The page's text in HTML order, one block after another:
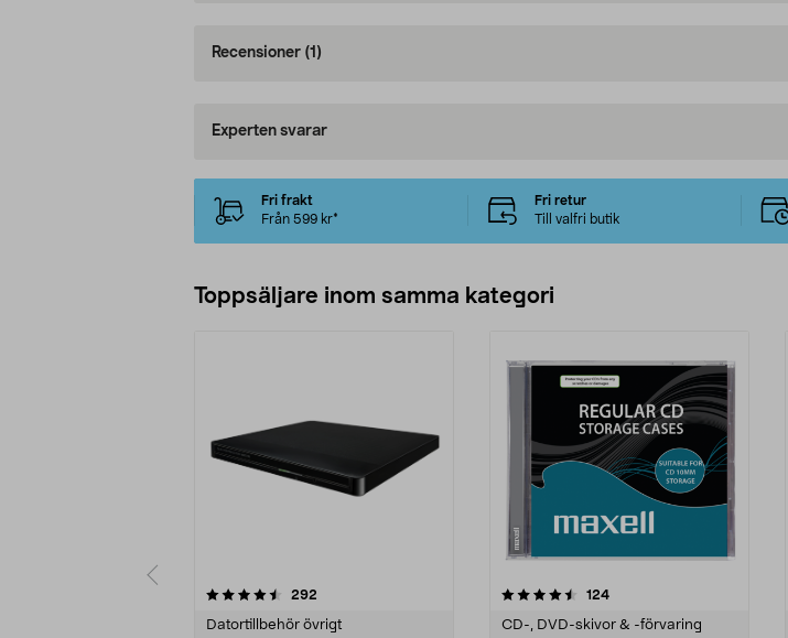
Recensioner (1)
Experten svarar
Fri frakt
Från 599 kr*
Fri retur
Till valfri butik
Toppsäljare inom samma kategori
292
Datortillbehör övrigt
4.5 av 5 stjärnor 124recensioner
CD-, DVD-skivor & -förvaring
4.5 av 5 stjärnor